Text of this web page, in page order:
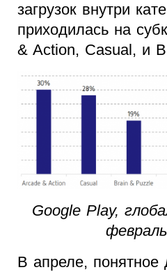
загрузок внутри
приходилась на
& Action, Casual, и
Google Play,
В апреле, понятное